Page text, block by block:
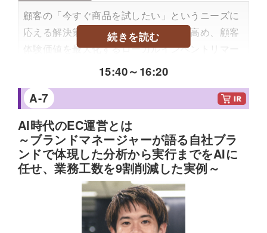
プロフィール
2006年にZETA株式会社を設立し、代表取締役に
就任(現任)。現在はサイト内検索エンジンやリ
サービス、EC向けAIチャットなどを含む、CX向
上生成AIソリューション「ZETA CXシリーズ」の
開発・提供に取り組んでおり、コマースと
CX（カスタマーエクスペリエンス）のリーディ
ングカンパニーとして多数の国内大手サイトの売
上に貢献している。
顧客の「今すぐ商品を試したい」というニーズに
応える解決策として、顧客の利便性を高め、顧客
体験価値を最大化するローカルインベントリマー
ケティングについて、概要を最新事例を交えご紹
Googleのプラットフォームを活用し日常的な購買
で、お客様が「探し回る」ストレスを解消し、最
適なチャネルへシームレスに繋げます。
内容のレベル感
大規模店舗向け・中規模向け
実店舗・ECをお持ちの企業様にBtoB ECの導入
続きを読む
15:40～16:20
A-7
AI時代のEC運営とは
～ブランドマネージャーが語る自社ブラ
ンドで体現した分析から実行までをAIに
任せ、業務工数を9割削減した実例～